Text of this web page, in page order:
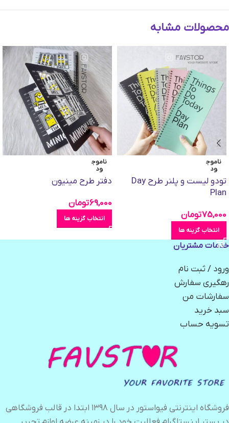
محصولات مشابه
ناموج
ود
تودو لیست و پلنر طرح Day
Plan
75,000تومان
انتخاب گزینه ها
ناموج
ود
دفتر طرح مینیون
69,000تومان
انتخاب گزینه ها
خدمات مشتریان
ورود / ثبت نام
رهگیری سفارش
سفارشات من
سبد خرید
تسویه حساب
فروشگاه اینترنتی فیواستور در سال ۱۳۹۸ ابتدا در قالب فروشگاهی